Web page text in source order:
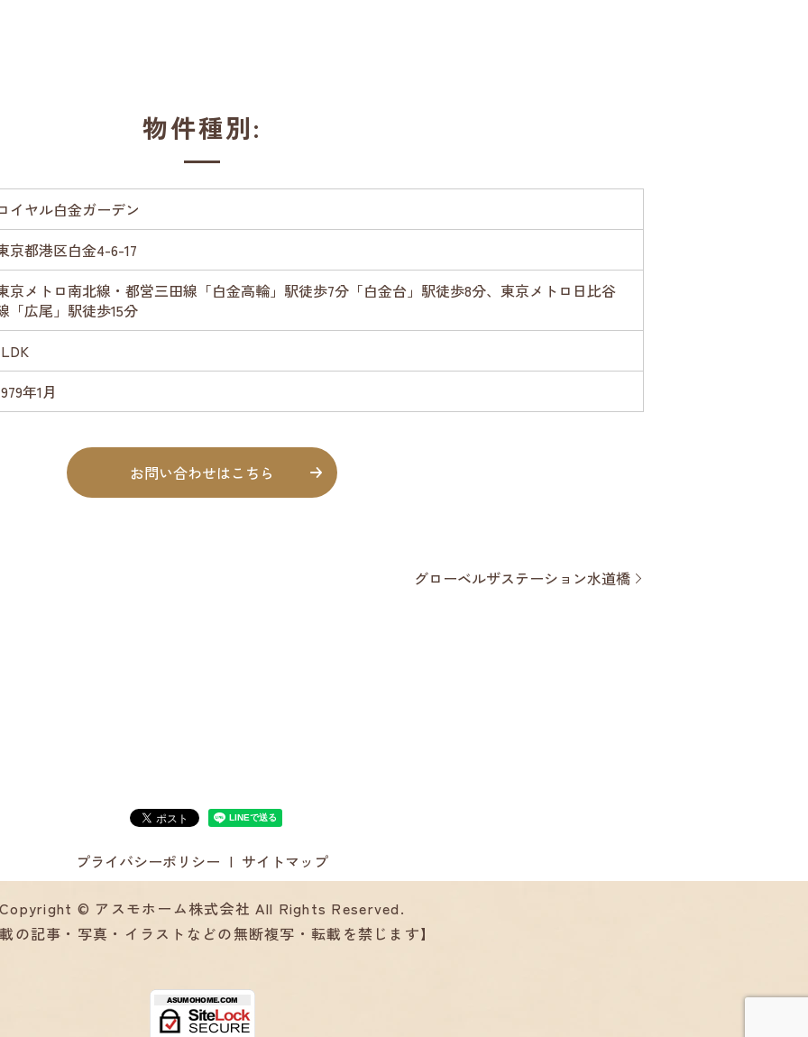
物件種別:
イヤル白金ガーデン
京都港区白金4-6-17
京メトロ南北線・都営三田線「白金高輪」駅徒歩7分「白金台」駅徒歩8分、東京メトロ日比谷
「広尾」駅徒歩15分
年1月
お問い合わせはこちら
グローベルザステーション水道橋
プライバシーポリシー サイトマップ
© アスモホーム株式会社 All Rights Reserved.
の記事・写真・イラストなどの無断複写・転載を禁じます】